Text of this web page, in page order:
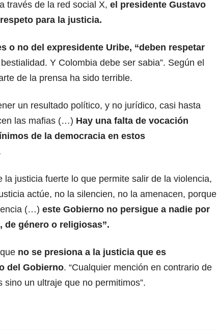
través de la red social X, el presidente Gustavo
para la justicia.
o no del expresidente Uribe, “deben respetar
Y Colombia debe ser sabia”. Según el
de la prensa ha sido terrible.
un resultado político, y no jurídico, casi hasta
las mafias (…) Hay una falta de vocación
de la democracia en estos
la justicia fuerte lo que permite salir de la violencia,
actúe, no la silencien, no la amenacen, porque
(…) este Gobierno no persigue a nadie por
de género o religiosas”.
no se presiona a la justicia que es
del Gobierno. “Cualquier mención en contrario de
un ultraje que no permitimos”.